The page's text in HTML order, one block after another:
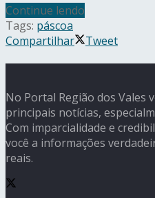
Continue lendo
Tags: páscoa
Compartilhar
Tweet
No Portal Região dos Vales
principais notícias,
Com imparcialidade e
você a informações
reais.